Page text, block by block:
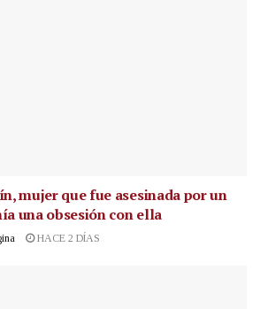
mujer que fue asesinada por un
una obsesión con ella
HACE 2 DÍAS